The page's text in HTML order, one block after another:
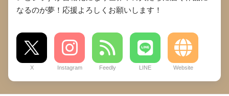
なるのが夢！応援よろしくお願いします！
X Instagram Feedly LINE Website